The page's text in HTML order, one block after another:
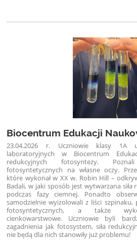
Biocentrum Edukacji
23.04.2026 r. Uczniowie klasy 1A
laboratoryjnych w Biocentrum
redukcyjnych fotosyntezy.
fotosyntetycznych na własne oczy.
które wykonał w XX w. Robin Hill –
Badali, w jaki sposób jest wytwarzana
podczas fazy ciemnej. Ponadto
samodzielnie wyizolowali z liści szpinaku,
fotosyntetycznych, a także
cienkowarstwowe. Uczniowie byli
zagadnienia jak fotosystem, siła
nie będą dla nich stanowiły już problemu!